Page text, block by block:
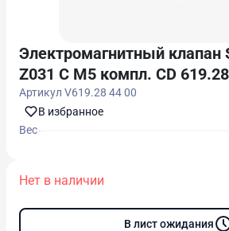
Электромагнитный клапан
Z031 C M5 компл. CD
Артикул V619.28 44 00
В избранноe
Вес
Нет в наличии
В лист ожидания